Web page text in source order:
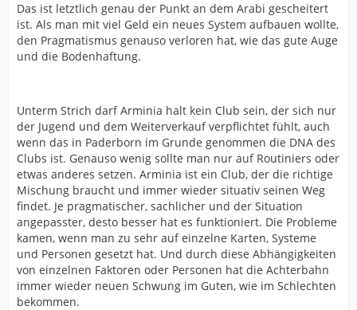
Das ist letztlich genau der Punkt an dem Arabi gescheitert
ist. Als man mit viel Geld ein neues System aufbauen wollte,
den Pragmatismus genauso verloren hat, wie das gute Auge
und die Bodenhaftung.
Unterm Strich darf Arminia halt kein Club sein, der sich nur
der Jugend und dem Weiterverkauf verpflichtet fühlt, auch
wenn das in Paderborn im Grunde genommen die DNA des
Clubs ist. Genauso wenig sollte man nur auf Routiniers oder
etwas anderes setzen. Arminia ist ein Club, der die richtige
Mischung braucht und immer wieder situativ seinen Weg
findet. Je pragmatischer, sachlicher und der Situation
angepasster, desto besser hat es funktioniert. Die Probleme
kamen, wenn man zu sehr auf einzelne Karten, Systeme
und Personen gesetzt hat. Und durch diese Abhängigkeiten
von einzelnen Faktoren oder Personen hat die Achterbahn
immer wieder neuen Schwung im Guten, wie im Schlechten
bekommen.